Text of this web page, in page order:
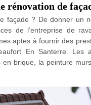
rénovation de
façade ? De donner un
de l’entreprise de
aptes à fournir des
En Santerre. Les
en brique, la peinture